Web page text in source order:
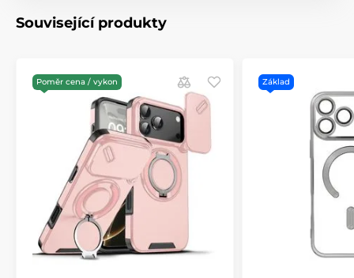
Související produkty
Poměr cena / vykon Základ